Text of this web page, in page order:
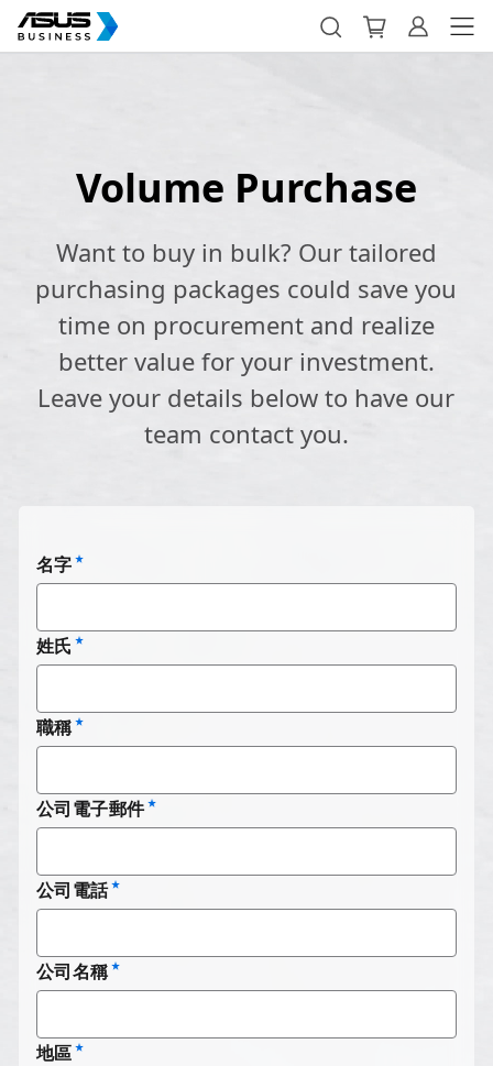
Volume Purchase
Want to buy in bulk? Our tailored
purchasing packages could save you
time on procurement and realize
better value for your investment.
Leave your details below to have our
team contact you.
名字
姓氏
職稱
公司電子郵件
公司電話
公司名稱
地區